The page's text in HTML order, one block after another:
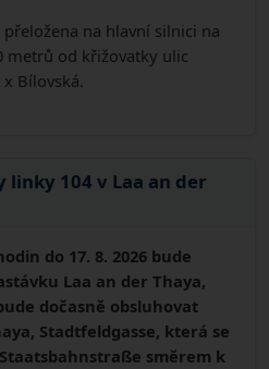
přeložena na hlavní silnici na
metrů od křižovatky ulic
Bílovská.
linky 104 v Laa an der
do 17. 8. 2026 bude
Laa an der Thaya,
dočasně obsluhovat
Stadtfeldgasse, která se
směrem k